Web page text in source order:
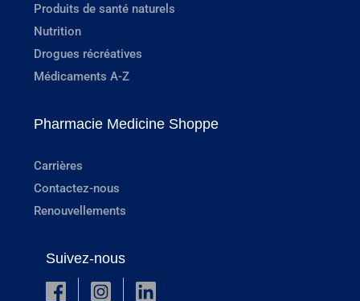
Produits de santé naturels
Nutrition
Drogues récréatives
Médicaments A-Z
Pharmacie Medicine Shoppe
Carrières
Contactez-nous
Renouvellements
Suivez-nous